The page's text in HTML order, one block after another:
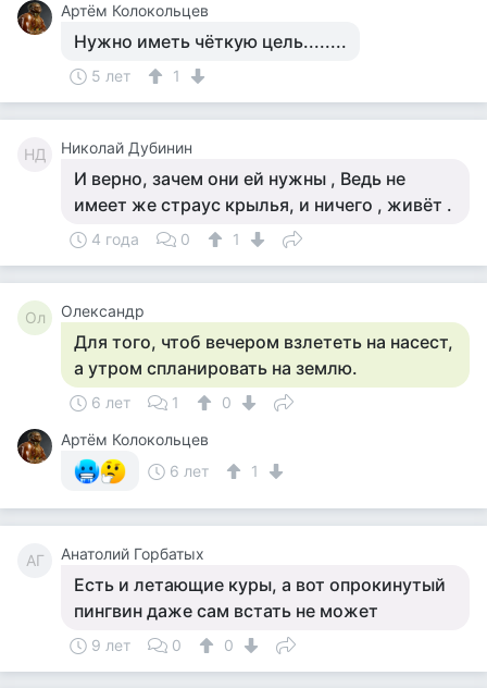
Артём Колокольцев
Нужно иметь чёткую цель........
5 лет 1
НД Николай Дубинин
И верно, зачем они ей нужны , Ведь не
имеет же страус крылья, и ничего , живёт .
4 года 0 1
Ол Олександр
Для того, чтоб вечером взлететь на насест,
а утром спланировать на землю.
6 лет 1
0
Артём Колокольцев
6 лет
1
АГ Анатолий Горбатых
Есть и летающие куры, а вот опрокинутый
пингвин даже сам встать не может
9 лет 0 0